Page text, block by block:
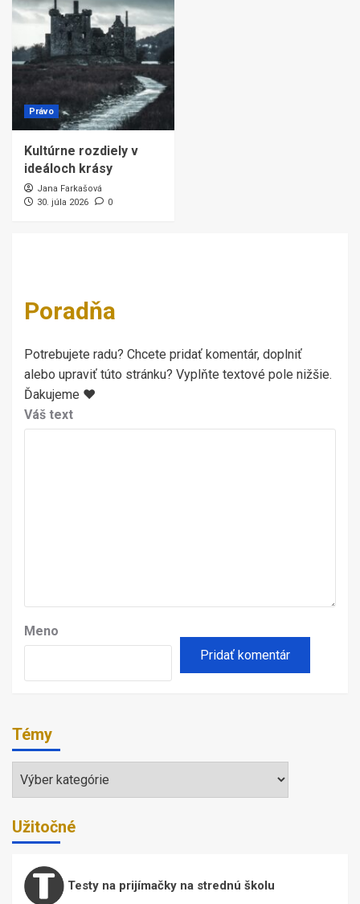
Právo
Kultúrne rozdiely v
ideáloch krásy
Jana Farkašová
30. júla 2026
0
Poradňa
Potrebujete radu? Chcete pridať komentár, doplniť
alebo upraviť túto stránku? Vyplňte textové pole nižšie.
Ďakujeme ♥
Váš text
Meno
Témy
Témy
Užitočné
Testy na prijímačky na strednú školu